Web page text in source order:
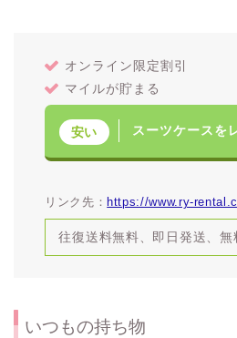
オンライン限定割引
マイルが貯まる
安い スーツケースを
リンク先： https://www.ry-
往復送料無料、即日発送、無
いつもの持ち物